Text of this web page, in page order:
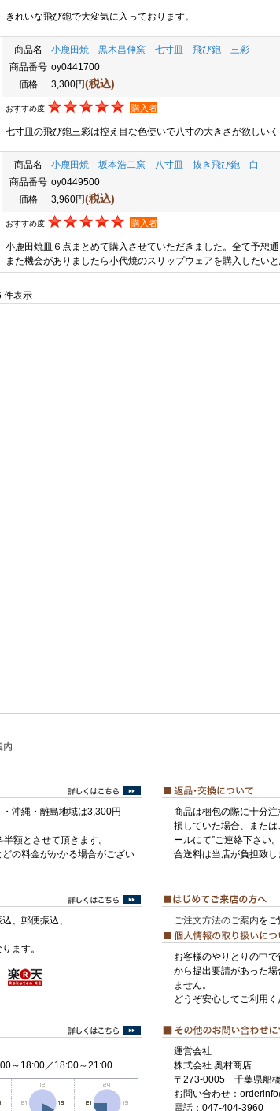
きれいな飛び鉋で大変気に入っております。
商品名
小鹿田焼 黒木昌伸窯 七寸皿 飛び鉋 三彩
商品番号 oy0441700
価格
3,300円(税込)
おすすめ度 購入者
七寸皿の飛び鉋三彩は控え目な色使いで八寸の大きさが欲しいく
商品名
小鹿田焼 坂本浩二窯 八寸皿 抜き飛び鉋 白
商品番号 oy0449500
価格
3,960円(税込)
おすすめ度 購入者
小鹿田焼皿６点まとめて購入させていただきました。全て予想
また機会がありましたら小代焼のスリップウェアを購入したいと
件表示
沖縄・離島地域は3,300円
額とさせて頂きます。
の料金がかかる場合がござい
商品は梱包の際に十分
損していた場合、また
ールにて”ご連絡下さい
合送料は当店が負担致し
、郵便振込、
ます。
ご注文方法のご案内を
お客様のやりとりの中
から提出要請があった
ません。
どうぞ安心してご利用く
～18:00／18:00～21:00
運営会社
株式会社 奥村商店
〒273-0005 千葉県船
お問い合わせ：
電話：047-404-3960